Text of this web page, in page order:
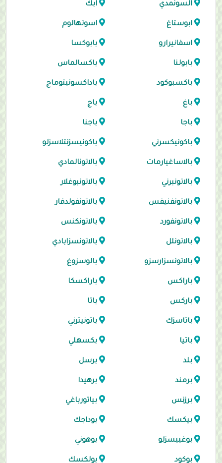
السونمدي ابك
ابوستاغ اسوتهالوم
اسفانيرارو بابوكسا
بابولنا باكسالماس
باكسبوكود باداكسونيتوماج
باغ باج
باجا باجنا
باكونيكسرني باكونيسزنتلاسزلو
بالاساغيارمات بالاتونالمادي
بالاتونبرني بالاتونبوغلار
بالاتونفنيفس بالاتونفولدفار
بالاتونفورد بالاتونكنس
بالاتونلل بالاتونسزابادي
بالاتونسزارسزو بالوسزوغ
باراكس باراكسكا
باركس باتا
باتاسزك باتونيترني
باتيا بكسهلي
بلد برسل
برمند برهيدا
برزنس بياتورباغي
بيكسك بوداجك
بوغييسزلو بوهوني
بوكود بولكسك